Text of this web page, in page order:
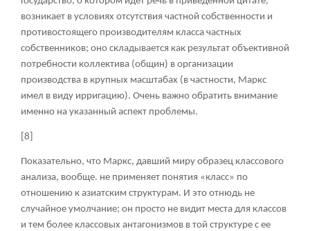
возникает в условиях отсутствия частной собственности и
противостоящего производителям класса частных
собственников; оно складывается как результат объективной
потребности коллектива (общин) в организации
производства в крупных масштабах (в частности, Маркс
имел в виду ирригацию). Очень важно обратить внимание
именно на указанный аспект проблемы.
[8]
Показательно, что Маркс, давший миру образец классового
анализа, вообще. не применяет понятия «класс» по
отношению к азиатским структурам. И это отнюдь не
случайное умолчание; он просто не видит места для классов
и тем более классовых антагонизмов в той структуре с ее